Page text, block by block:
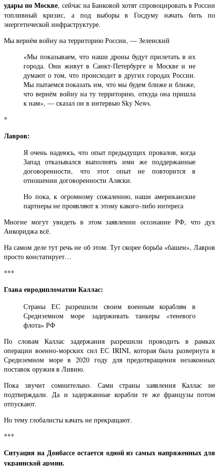
удары по Москве, сейчас на Банковой хотят спровоцировать в России
топливный кризис, а под выборы в Госдуму начать бить по
энергетической инфраструктуре.
Мы вернём войну на территорию России, — Зеленский
«Мы показываем, что наши дроны будут прилетать в их
города. Они живут в Санкт-Петербурге и Москве и не
думают о том, что происходит в других городах России.
Мы пытаемся показать им, что мы будем ближе и ближе,
что вернём войну на ту территорию, откуда она пришла
к нам», — сказал он в интервью Sky News.
*
Лавров:
Я очень надеюсь, что опыт предыдущих провалов, когда
Запад отказывался выполнять ими же поддержанные
договоренности, что этот опыт не повторится в
отношении договоренности Аляски.
Но пока, к огромному сожалению, наши американские
партнеры не проявляют к этому какого-либо интереса
Многие могут увидеть в этом заявлении осознание РФ, что дух
Анкориджа всё.
На самом деле тут речь не об этом. Тут скорее борьба «башен», Лавров
просто констатирует…
***
Глава евродипломатии Каллас:
Страны ЕС разрешили своим военным кораблям в
Средиземном море задерживать танкеры «теневого
флота» РФ
По словам Каллас задержания разрешили проводить в рамках
операции военно-морских сил ЕС IRINI, которая была развернута в
Средиземном море в 2020 году для предотвращения незаконных
поставок оружия в Ливию.
Пока звучит сомнительно. Сами страны заявления Каллас не
подтверждали. Да и задержанные корабли те же французы потом
отпускают.
Но тему глобалисты качать не прекращают.
***
Ситуация на Донбассе остается одной из самых напряженных для
украинской армии.